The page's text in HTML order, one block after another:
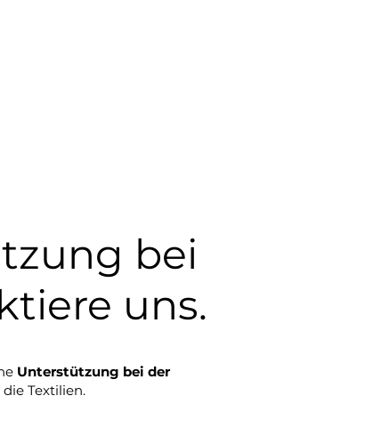
bei
uns.
Unterstützung bei der
Textilien.